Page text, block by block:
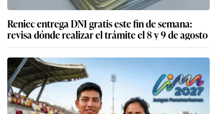
Reniec entrega DNI gratis este fin de semana:
revisa dónde realizar el trámite el 8 y 9 de agosto